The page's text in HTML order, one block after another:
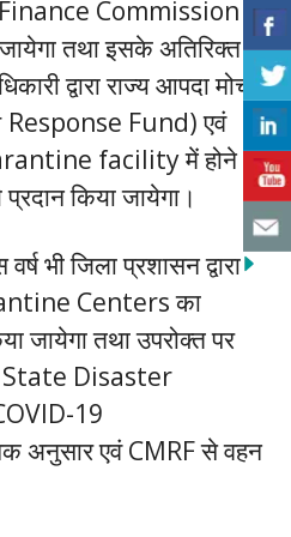
Commission से
तथा इसके अतिरिक्त
द्वारा राज्य आपदा मोचन
Fund) एवं
facility में होने
किया जायेगा।
भी जिला प्रशासन द्वारा
Centers का
जायेगा तथा उपरोक्त पर
State Disaster
19
अनुसार एवं CMRF से वहन